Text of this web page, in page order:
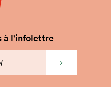
à l'infolettre